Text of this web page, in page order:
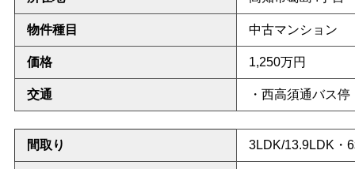
物件種目 中古マンション
価格 1,250万円
交通 ・西高須通バス
間取り 3LDK/13.9LDK・